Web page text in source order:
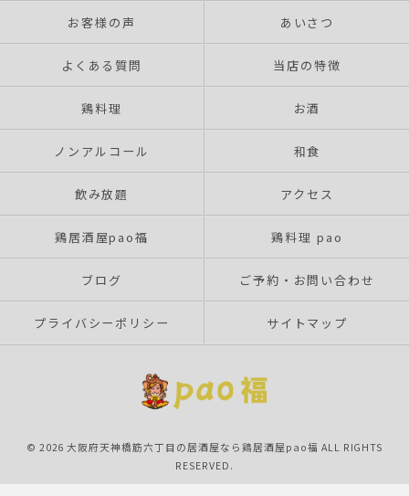
お客様の声 あいさつ
よくある質問 当店の特徴
鶏料理 お酒
ノンアルコール 和食
飲み放題 アクセス
鶏居酒屋pao福 鶏料理 pao
ブログ ご予約・お問い合わせ
プライバシーポリシー サイトマップ
© 2026 大阪府天神橋筋六丁目の居酒屋なら鶏居酒屋pao福 ALL RIGHTS
RESERVED.